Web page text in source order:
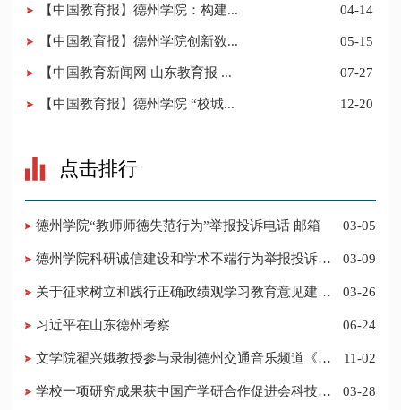
【中国教育报】德州学院：构建... 04-14
【中国教育报】德州学院创新数... 05-15
【中国教育新闻网 山东教育报 ... 07-27
【中国教育报】德州学院 “校城... 12-20
点击排行
德州学院“教师师德失范行为”举报投诉电话 邮箱 03-05
德州学院科研诚信建设和学术不端行为举报投诉电
03-09
03-26
习近平在山东德州考察 06-24
​文学院翟兴娥教授参与录制德州交通音乐频道《科
11-02
学校一项研究成果获中国产学研合作促进会科技创
03-28